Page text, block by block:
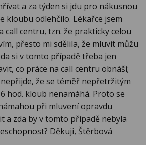
a za týden si jdu pro nákusnou
kloubu odlehčilo. Lékařce jsem
call centru, tzn. že prakticky celou
přesto mi sdělila, že mluvit můžu
si v tomto případě třeba jen
co práce na call centru obnáší;
že se téměř nepřetržitým
hod. kloub nenamáhá. Proto se
při mluvení opravdu
a zda by v tomto případě nebyla
Děkuji, Štěrbová